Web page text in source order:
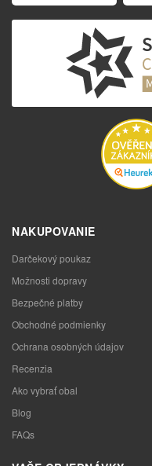
NAKUPOVANIE
Darčekový poukaz
Možnosti dopravy
Bezpečné platby
Obchodné podmienky
Ochrana osobných údajov
Recenzia
Ako vybrať obal
Blog
FAQs